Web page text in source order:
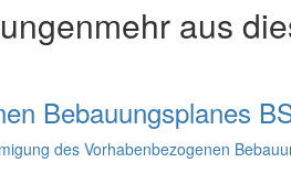
mehr aus
Bebauungsplanes
des Vorhabenbezogenen